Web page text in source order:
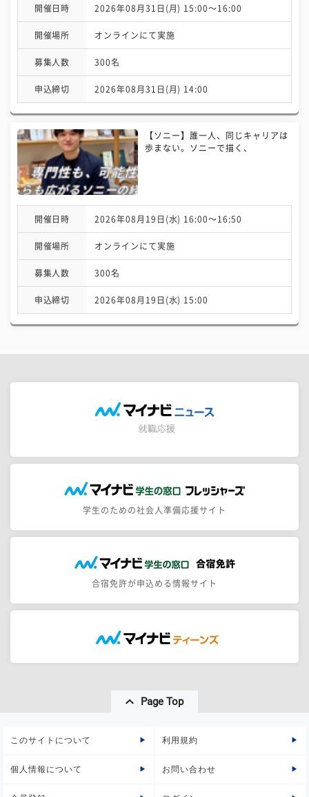
開催日時 2026年08月31日(月) 15:00〜16:00
開催場所 オンラインにて実施
募集人数 300名
申込締切 2026年08月31日(月) 14:00
【ソニー】誰一人、同じキャリアは
歩まない。ソニーで描く、
開催日時 2026年08月19日(水) 16:00〜16:50
開催場所 オンラインにて実施
募集人数 300名
申込締切 2026年08月19日(水) 15:00
学生のための社会人準備応援サイト
合宿免許が申込める情報サイト
Page Top
このサイトについて 利用規約
個人情報について お問い合わせ